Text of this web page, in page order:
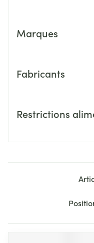
Marques
Fabricants
Restrictions
Trier